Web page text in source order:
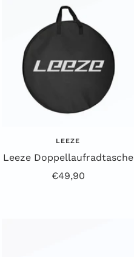
h
w
z
ß
LEEZE
Leeze Doppellaufradtasche
Angebotspreis
€49,90